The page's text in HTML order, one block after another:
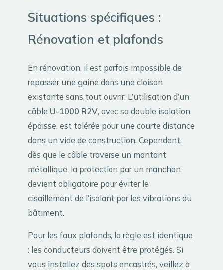
Situations spécifiques :
Rénovation et plafonds
En rénovation, il est parfois impossible de
repasser une gaine dans une cloison
existante sans tout ouvrir. L’utilisation d’un
câble U-1000 R2V, avec sa double isolation
épaisse, est tolérée pour une courte distance
dans un vide de construction. Cependant,
dès que le câble traverse un montant
métallique, la protection par un manchon
devient obligatoire pour éviter le
cisaillement de l’isolant par les vibrations du
bâtiment.
Pour les faux plafonds, la règle est identique
: les conducteurs doivent être protégés. Si
vous installez des spots encastrés, veillez à